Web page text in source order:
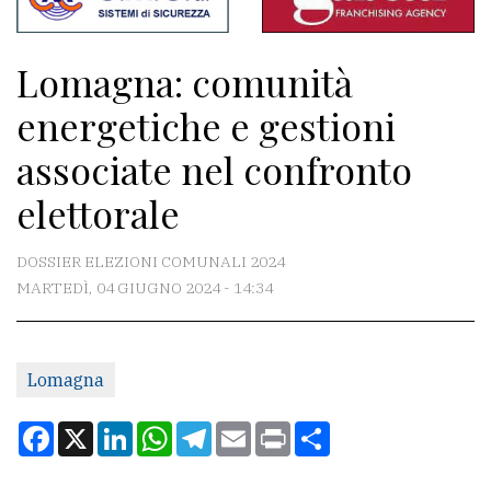
sito
Associazioni
Meteo
CONTATTI
La
redazione
Per
tua
Lomagna: comunità
energetiche e gestioni
associate nel confronto
elettorale
DOSSIER ELEZIONI COMUNALI 2024
MARTEDÌ, 04 GIUGNO 2024 - 14:34
Lomagna
Facebook
X LinkedInWhatsApp
Telegram
EmailPrint